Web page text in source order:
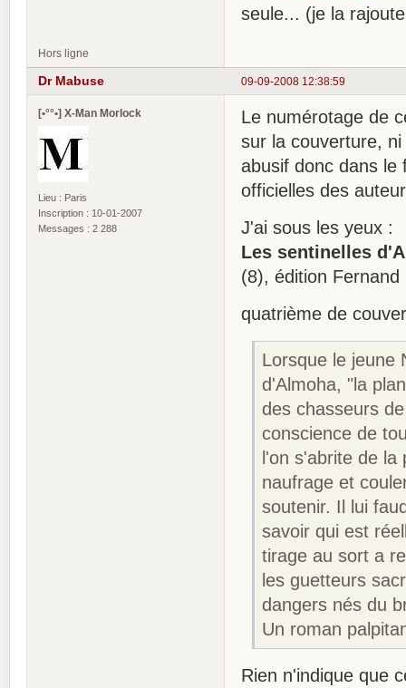
seule... (je la
Hors ligne
09-09-2008 12:38:59
Dr Mabuse
[•°°•] X-Man Morlock
Lieu : Paris
Inscription : 10-01-2007
Messages : 2 288
Le numérotage de
sur la couverture,
abusif donc dans le
officielles des
J'ai sous les yeux :
Les sentinelles
(8), édition
quatrième de
Lorsque le jeune
d'Almoha, "la
des chasseurs
cons­cience de
l'on s'abrite de
naufrage et
soutenir. Il lui
savoir qui est
tirage au sort a
les guetteurs
dangers nés du
Un roman
Rien n'indique que